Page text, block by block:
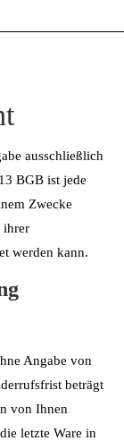
ausschließlich
BGB ist jede
Zwecke
ihrer
werden kann.
Angabe von
beträgt
von Ihnen
letzte Ware in